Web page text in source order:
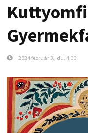
2024 február 3., du. 4:00